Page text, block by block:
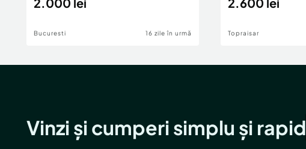
Bucuresti 16 zile în urmă Topraisar
Vinzi și cumperi simplu și rapid